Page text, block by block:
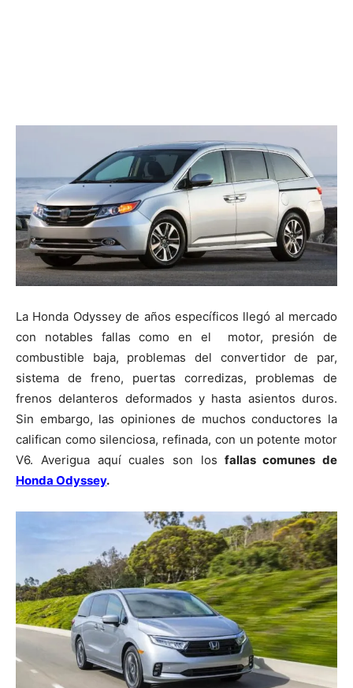
La Honda Odyssey de años específicos llegó al mercado
con notables fallas como en el motor, presión de
combustible baja, problemas del convertidor de par,
sistema de freno, puertas corredizas, problemas de
frenos delanteros deformados y hasta asientos duros.
Sin embargo, las opiniones de muchos conductores la
califican como silenciosa, refinada, con un potente motor
V6. Averigua aquí cuales son los fallas comunes de
Honda Odyssey.